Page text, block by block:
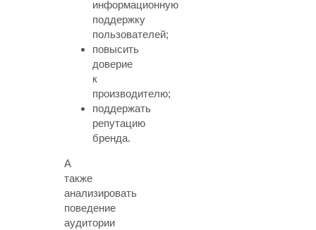
информационную
поддержку
пользователей;
повысить
доверие
к
производителю;
поддержать
репутацию
бренда.
А
также
анализировать
поведение
аудитории